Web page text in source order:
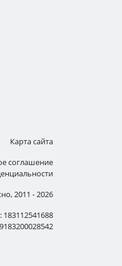
Карта сайта
соглашение
2011 - 2026